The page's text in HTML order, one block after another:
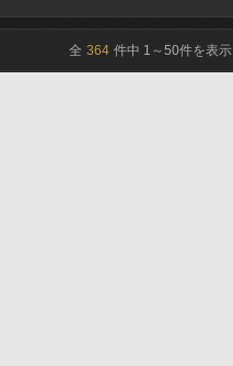
全 364 件中 1 ～50件を表示